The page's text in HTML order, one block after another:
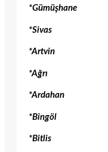
*Gümüşhane
*Sivas
*Artvin
*Ağrı
*Ardahan
*Bingöl
*Bitlis